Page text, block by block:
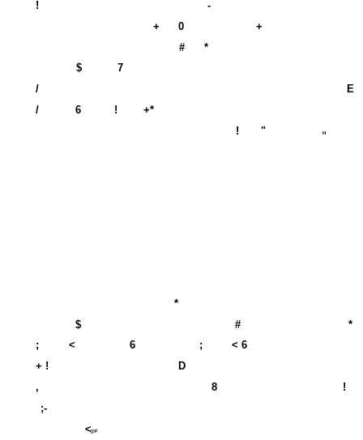
!
-
+
0
+
#
*
$
7
/
E
/
6 !
+*
!
" H
*
$
#
*
;
< 6 ;
< 6
+ !
D
,
8
!
;-
<@F